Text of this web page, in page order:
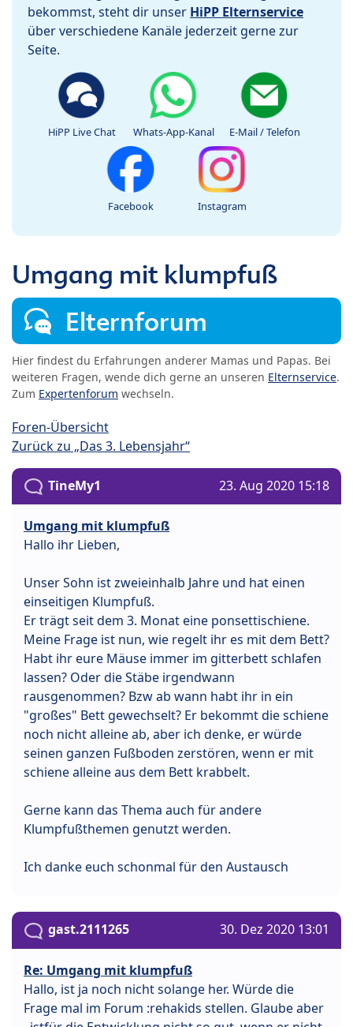
bekommst, steht dir unser HiPP Elternservice
über verschiedene Kanäle jederzeit gerne zur
Seite.
HiPP Live Chat Whats-App-Kanal E-Mail / Telefon
Facebook Instagram
Umgang mit klumpfuß
Elternforum
Hier findest du Erfahrungen anderer Mamas und Papas. Bei
weiteren Fragen, wende dich gerne an unseren Elternservice.
Zum Expertenforum wechseln.
Foren-Übersicht
Zurück zu „Das 3. Lebensjahr“
TineMy1 23. Aug 2020 15:18
Umgang mit klumpfuß
Hallo ihr Lieben,
Unser Sohn ist zweieinhalb Jahre und hat einen
einseitigen Klumpfuß.
Er trägt seit dem 3. Monat eine ponsettischiene.
Meine Frage ist nun, wie regelt ihr es mit dem Bett?
Habt ihr eure Mäuse immer im gitterbett schlafen
lassen? Oder die Stäbe irgendwann
rausgenommen? Bzw ab wann habt ihr in ein
"großes" Bett gewechselt? Er bekommt die schiene
noch nicht alleine ab, aber ich denke, er würde
seinen ganzen Fußboden zerstören, wenn er mit
schiene alleine aus dem Bett krabbelt.
Gerne kann das Thema auch für andere
Klumpfußthemen genutzt werden.
Ich danke euch schonmal für den Austausch
gast.2111265 30. Dez 2020 13:01
Re: Umgang mit klumpfuß
Hallo, ist ja noch nicht solange her. Würde die
Frage mal im Forum :rehakids stellen. Glaube aber